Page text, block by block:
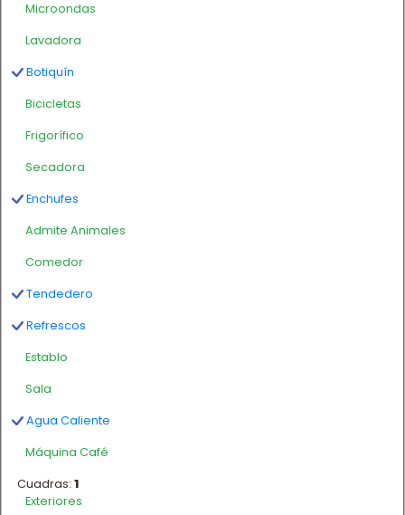
Microondas
Lavadora
Botiquín
Bicicletas
Frigorífico
Secadora
Enchufes
Admite Animales
Comedor
Tendedero
Refrescos
Establo
Sala
Agua Caliente
Máquina Café
Cuadras: 1
Exteriores